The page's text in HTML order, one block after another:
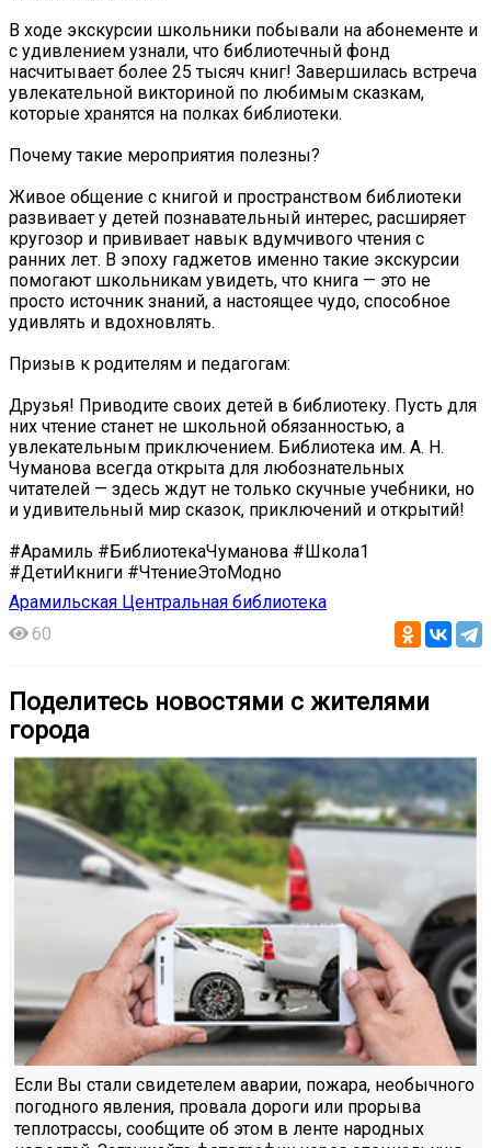
В ходе экскурсии школьники побывали на абонементе и
с удивлением узнали, что библиотечный фонд
насчитывает более 25 тысяч книг! Завершилась встреча
увлекательной викториной по любимым сказкам,
которые хранятся на полках библиотеки.
Почему такие мероприятия полезны?
Живое общение с книгой и пространством библиотеки
развивает у детей познавательный интерес, расширяет
кругозор и прививает навык вдумчивого чтения с
ранних лет. В эпоху гаджетов именно такие экскурсии
помогают школьникам увидеть, что книга — это не
просто источник знаний, а настоящее чудо, способное
удивлять и вдохновлять.
Призыв к родителям и педагогам:
Друзья! Приводите своих детей в библиотеку. Пусть для
них чтение станет не школьной обязанностью, а
увлекательным приключением. Библиотека им. А. Н.
Чуманова всегда открыта для любознательных
читателей — здесь ждут не только скучные учебники, но
и удивительный мир сказок, приключений и открытий!
#Арамиль #БиблиотекаЧуманова #Школа1
#ДетиИкниги #ЧтениеЭтоМодно
Арамильская Центральная библиотека
60
Поделитесь новостями с жителями
города
Если Вы стали свидетелем аварии, пожара, необычного
погодного явления, провала дороги или прорыва
теплотрассы, сообщите об этом в ленте народных